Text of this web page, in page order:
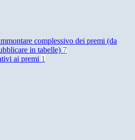
complessivo dei premi (da
in tabelle) 7
ai premi 1